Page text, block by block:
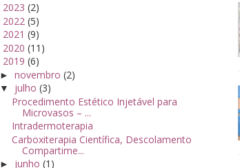
2023 (2)
2022 (5)
2021 (9)
2020 (11)
2019 (6)
► novembro (2)
▼ julho (3)
Procedimento Estético Injetável para
Microvasos – ...
Intradermoterapia
Carboxiterapia Científica, Descolamento
Compartime...
► junho (1)